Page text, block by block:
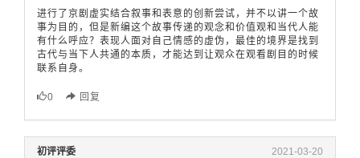
进行了京剧虚实结合叙事和表意的创新尝试，并不以讲一个故
事为目的，但是新编这个故事传递的观念和价值观和当代人能
有什么呼应？表现人面对自己情感的虚伪，最佳的境界是找到
古代与当下人共通的本质，才能达到让观众在观看剧目的时候
联系自身。
0 回复
初评评委 2021-03-20